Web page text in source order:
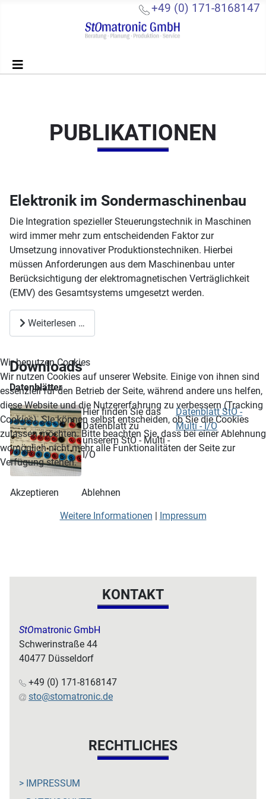
+49 (0) 171-8168147
PUBLIKATIONEN
Elektronik im Sondermaschinenbau
Die Integration spezieller Steuerungstechnik in Maschinen
wird immer mehr zum entscheidenden Faktor zur
Umsetzung innovativer Produktionstechniken. Hierbei
müssen Anforderungen aus dem Maschinenbau unter
Berücksichtigung der elektromagnetischen Verträglichkeit
(EMV) des Gesamtsystems umgesetzt werden.
Weiterlesen …
Downloads
Datenblätter
Hier finden Sie das
Datenblatt zu
unserem StO - Multi -
I/O
Datenblatt StO -
Multi - I/O
KONTAKT
StOmatronic GmbH
Schwerinstraße 44
40477 Düsseldorf
+49 (0) 171-8168147
sto@stomatronic.de
RECHTLICHES
> IMPRESSUM
Wir benutzen Cookies
Wir nutzen Cookies auf unserer Website. Einige von ihnen sind
essenziell für den Betrieb der Seite, während andere uns helfen,
diese Website und die Nutzererfahrung zu verbessern (Tracking
Cookies). Sie können selbst entscheiden, ob Sie die Cookies
zulassen möchten. Bitte beachten Sie, dass bei einer Ablehnung
womöglich nicht mehr alle Funktionalitäten der Seite zur
Verfügung stehen.
Akzeptieren Ablehnen
Weitere Informationen | Impressum